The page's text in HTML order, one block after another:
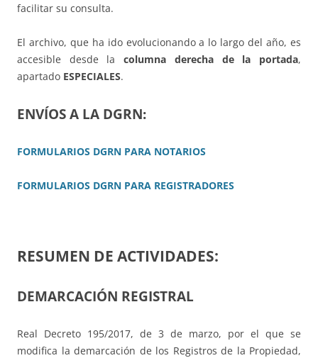
facilitar su consulta.
El archivo, que ha ido evolucionando a lo largo del año, es
accesible desde lacolumna derecha de la portada,
apartado ESPECIALES.
ENVÍOS A LA DGRN:
FORMULARIOS DGRN PARA NOTARIOS
FORMULARIOS DGRN PARA REGISTRADORES
RESUMEN DE ACTIVIDADES:
DEMARCACIÓN REGISTRAL
Real Decreto 195/2017, de 3 de marzo, por el que se
modifica la demarcación de los Registros de la Propiedad,